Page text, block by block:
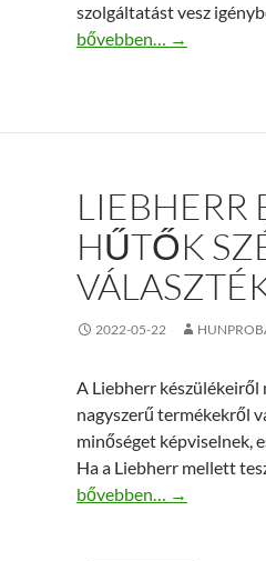
szolgáltatást vesz
Professzionális
bővebben… →
LIEBHERR
HŰTŐK
2022-05-22
A Liebherr készülékeiről
nagyszerű termékekről
minőséget képviselnek,
Ha a Liebherr mellett
Liebherr beépíthető
bővebben… →